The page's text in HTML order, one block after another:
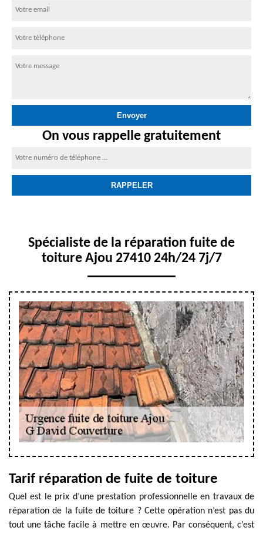
On vous rappelle gratuitement
Spécialiste de la réparation fuite de
toiture Ajou 27410 24h/24 7j/7
Tarif réparation de fuite de toiture
Quel est le prix d’une prestation professionnelle en travaux de
réparation de la fuite de toiture ? Cette opération n’est pas du
tout une tâche facile à mettre en œuvre. Par conséquent, c’est